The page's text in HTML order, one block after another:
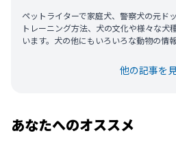
ペットライターで家庭犬、警察犬の元ド
トレーニング方法、犬の文化や様々な犬
います。犬の他にもいろいろな動物の情
他の記事を
あなたへのオススメ